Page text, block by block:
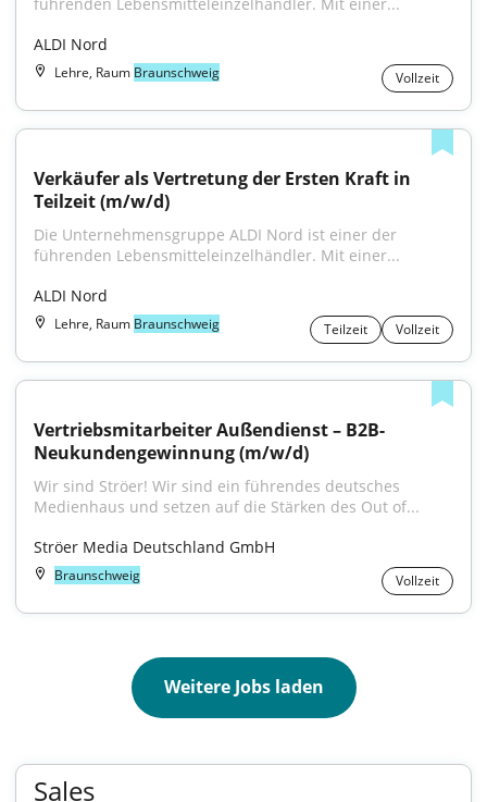
ALDI Nord
Lehre, Raum Braunschweig Vollzeit
Verkäufer als Vertretung der Ersten Kraft in
Teilzeit (m/w/d)
Die Unternehmensgruppe ALDI Nord ist einer der
führenden Lebensmitteleinzelhändler. Mit einer...
ALDI Nord
Lehre, Raum Braunschweig Teilzeit Vollzeit
Vertriebsmitarbeiter Außendienst – B2B-
Neukundengewinnung (m/w/d)
Wir sind Ströer! Wir sind ein führendes deutsches
Medienhaus und setzen auf die Stärken des Out of...
Ströer Media Deutschland GmbH
Braunschweig Vollzeit
Weitere Jobs laden
Sales